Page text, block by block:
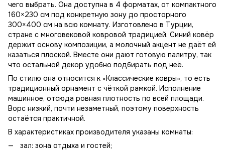
чего выбрать. Она доступна в 4 форматах, от компактного
160×230 см под конкретную зону до просторного
300×400 см на всю комнату. Изготовлено в Турции,
стране с многовековой ковровой традицией. Синий ковёр
держит основу композиции, а молочный акцент не даёт ей
казаться плоской. Вместе они дают готовую палитру, так
что остальной декор удобно подбирать под неё.
По стилю она относится к «Классические ковры», то есть
традиционный орнамент с чёткой рамкой. Исполнение
машинное, отсюда ровная плотность по всей площади.
Ворс низкий, почти незаметный, поэтому поверхность
остаётся практичной.
В характеристиках производителя указаны комнаты:
зал: зона отдыха и гостей;